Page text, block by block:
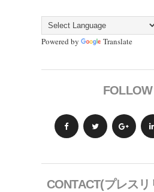
Powered by Translate
CONTACT(プレス